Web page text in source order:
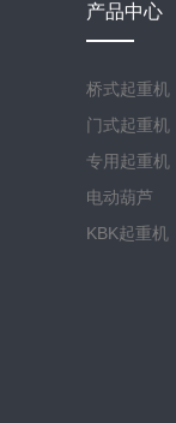
产品中心
桥式起重机
门式起重机
专用起重机
电动葫芦
KBK起重机